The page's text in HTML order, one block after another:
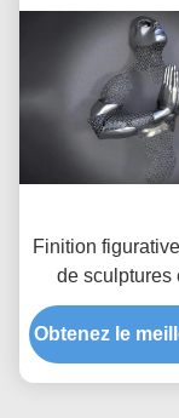
Finition
de sculptures
d'acier
d'homme du
décor à la
Obtenez le